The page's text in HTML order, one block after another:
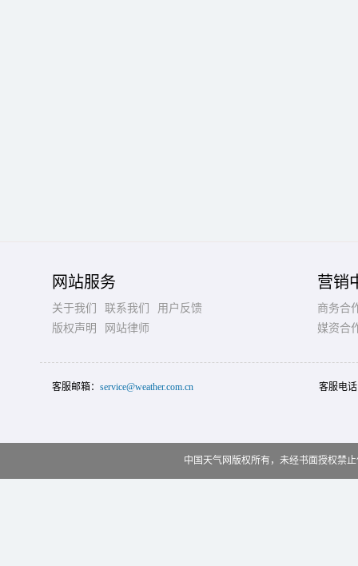
网站服务
关于我们 联系我们
用户反馈
版权声明
网站律师
营销
商务合
媒资合
客服邮箱： service@weather.com.cn 客服电
中国天气网版权所有，未经书面授权